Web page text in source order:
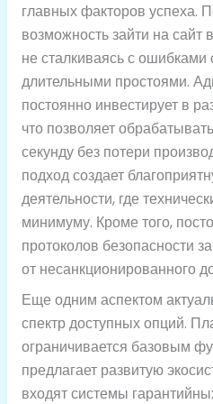
главных факторов успеха.
возможность зайти на
не сталкиваясь с ошибками
длительными простоями.
постоянно инвестирует в
что позволяет
секунду без потери
подход создает
деятельности, где
минимуму. Кроме того,
протоколов безопасности
от несанкционированного
Еще одним аспектом
спектр доступных опций.
ограничивается базовым
предлагает развитую
входят системы